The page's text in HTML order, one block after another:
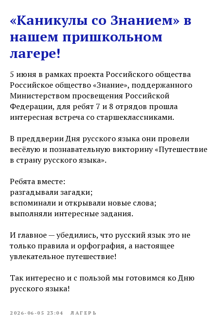
«Каникулы со Знанием» в
нашем пришкольном
лагере!
5 июня в рамках проекта Российского общества
Российское общество «Знание», поддержанного
Министерством просвещения Российской
Федерации, для ребят 7 и 8 отрядов прошла
интересная встреча со старшеклассниками.
В преддверии Дня русского языка они провели
весёлую и познавательную викторину «Путешествие
в страну русского языка».
Ребята вместе:
разгадывали загадки;
вспоминали и открывали новые слова;
выполняли интересные задания.
И главное — убедились, что русский язык это не
только правила и орфография, а настоящее
увлекательное путешествие!
Так интересно и с пользой мы готовимся ко Дню
русского языка!
2026-06-05 23:04 ЛАГЕРЬ